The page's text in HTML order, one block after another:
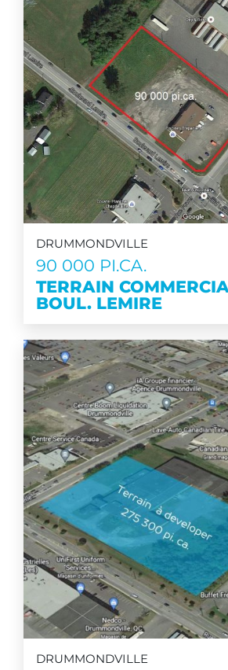
DRUMMONDVILLE
90 000 PI.CA.
TERRAIN
BOUL. LEMIRE
DRUMMONDVILLE